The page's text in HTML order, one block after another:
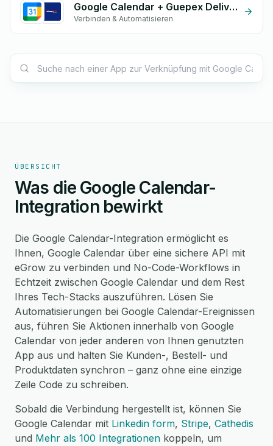
Google Calendar + Guepex Delivery
Verbinden & Automatisieren
ÜBERSICHT
Was die Google Calendar-
Integration bewirkt
Die Google Calendar-Integration ermöglicht es
Ihnen, Google Calendar über eine sichere API mit
eGrow zu verbinden und No-Code-Workflows in
Echtzeit zwischen Google Calendar und dem Rest
Ihres Tech-Stacks auszuführen. Lösen Sie
Automatisierungen bei Google Calendar-Ereignissen
aus, führen Sie Aktionen innerhalb von Google
Calendar von jeder anderen von Ihnen genutzten
App aus und halten Sie Kunden-, Bestell- und
Produktdaten synchron – ganz ohne eine einzige
Zeile Code zu schreiben.
Sobald die Verbindung hergestellt ist, können Sie
Google Calendar mit Linkedin form, Stripe, Cathedis
und Mehr als 100 Integrationen koppeln, um